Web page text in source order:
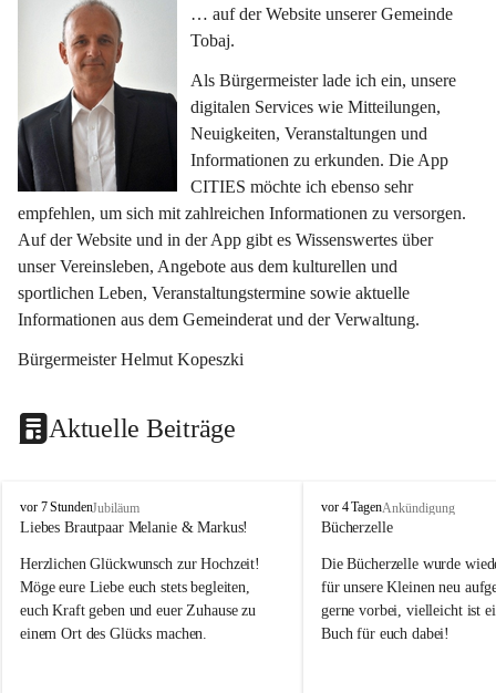
… auf der Website unserer Gemeinde
Tobaj.
Als Bürgermeister lade ich ein, unsere
digitalen Services wie Mitteilungen,
Neuigkeiten, Veranstaltungen und
Informationen zu erkunden. Die App
CITIES möchte ich ebenso sehr
empfehlen, um sich mit zahlreichen Informationen zu versorgen.
Auf der Website und in der App gibt es Wissenswertes über
unser Vereinsleben, Angebote aus dem kulturellen und
sportlichen Leben, Veranstaltungstermine sowie aktuelle
Informationen aus dem Gemeinderat und der Verwaltung.
Bürgermeister Helmut Kopeszki
Aktuelle Beiträge
T
o
a
j
vor 7 StundenJubiläum
Liebes Brautpaar Melanie & Markus!
Herzlichen Glückwunsch zur Hochzeit!
Möge eure Liebe euch stets begleiten,
euch Kraft geben und euer Zuhause zu
einem Ort des Glücks machen.
T
o
a
j
vor 4 TagenAnkündigung
Bücherzelle
Die Bücherzelle wurde
für unsere Kleinen neu
gerne vorbei, vielleicht ist
Buch für euch dabei!